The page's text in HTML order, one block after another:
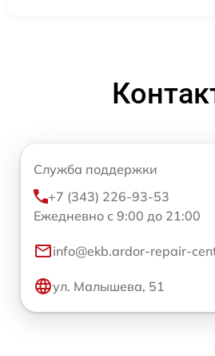
Служба поддержки
+7 (343) 226-93-53
Ежедневно с 9:00 до 21:00
info@ekb.ardor-repair-
ул. Малышева, 51